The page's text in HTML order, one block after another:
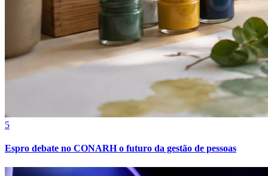
5
Espro debate no CONARH o futuro da gestão de pessoas